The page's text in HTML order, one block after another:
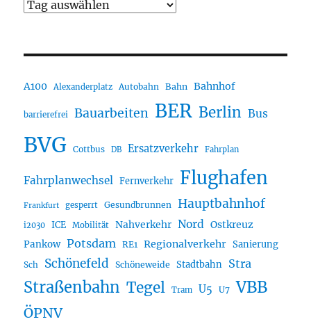
A100 Alexanderplatz Autobahn Bahn Bahnhof
barrierefrei Bauarbeiten BER Berlin Bus
BVG Cottbus DB Ersatzverkehr Fahrplan
Fahrplanwechsel Fernverkehr Flughafen
Frankfurt gesperrt Gesundbrunnen Hauptbahnhof
i2030 ICE Mobilität Nahverkehr Nord Ostkreuz
Pankow Potsdam RE1 Regionalverkehr Sanierung
Sch Schönefeld Schöneweide Stadtbahn Stra
Straßenbahn Tegel Tram U5 U7 VBB
ÖPNV